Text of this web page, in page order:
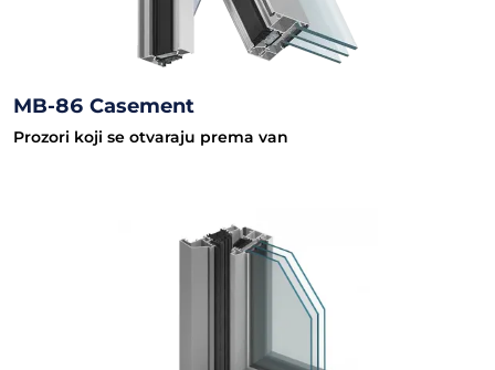
MB-86 Casement
Prozori koji se otvaraju prema van